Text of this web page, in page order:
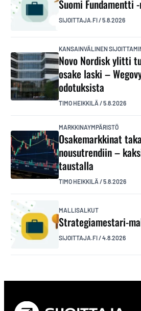
Suomi Fundamentti
SIJOITTAJA.FI/5.8.2026
KANSAINVÄLINEN
Novo Nordisk ylitti
osake laski –
odotuksista
TIMO HEIKKILÄ /5.8.2026
MARKKINAYMPÄRISTÖ
Osakemarkkinat
nousutrendiin –
taustalla
TIMO HEIKKILÄ /5.8.2026
MALLISALKUT
Strategiamestari-
SIJOITTAJA.FI/4.8.2026